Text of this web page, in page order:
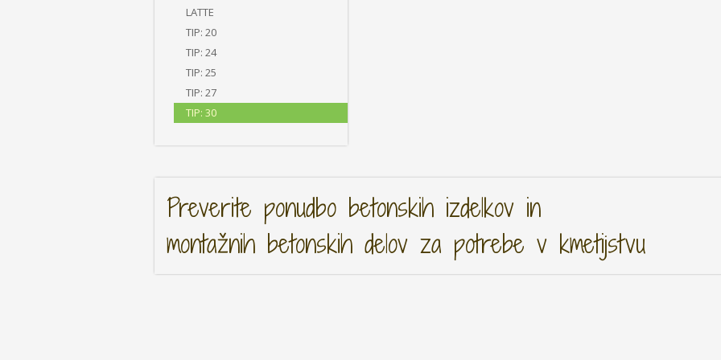
LATTE
TIP: 20
TIP: 24
TIP: 25
TIP: 27
TIP: 30
Preverite ponudbo betonskih izdelkov in
montažnih betonskih delov za potrebe v kmetijstvu